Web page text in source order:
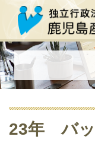
23年 バッ